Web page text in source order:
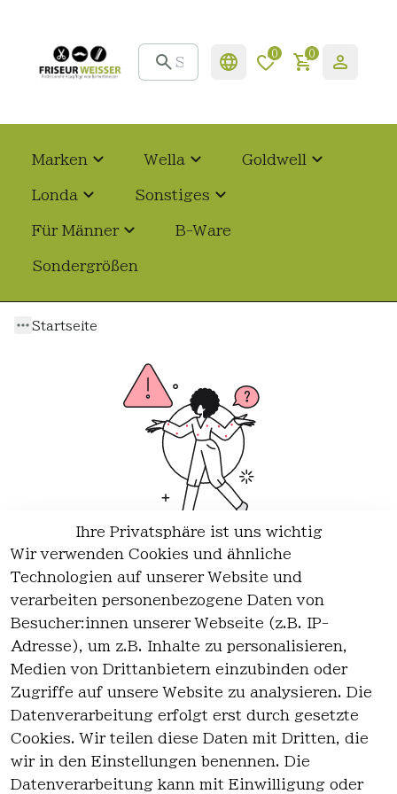
0 0
Marken Wella Goldwell
Londa Sonstiges
Für Männer B-Ware
Sondergrößen
Startseite
Wir haben keine Artikel mehr in dieser Kategorie.
Haben Sie nicht gefunden, was Sie suchen?
Artikel durchsuchen
Ihre Privatsphäre ist uns wichtig
Wir verwenden Cookies und ähnliche
Technologien auf unserer Website und
verarbeiten personenbezogene Daten von
Besucher:innen unserer Webseite (z.B. IP-
Adresse), um z.B. Inhalte zu personalisieren,
Medien von Drittanbietern einzubinden oder
Zugriffe auf unsere Website zu analysieren. Die
Datenverarbeitung erfolgt erst durch gesetzte
Cookies. Wir teilen diese Daten mit Dritten, die
wir in den Einstellungen benennen. Die
Datenverarbeitung kann mit Einwilligung oder
Rechtlich
es
AGB
Impressum
Kontakt
Kontakt
Registrieren